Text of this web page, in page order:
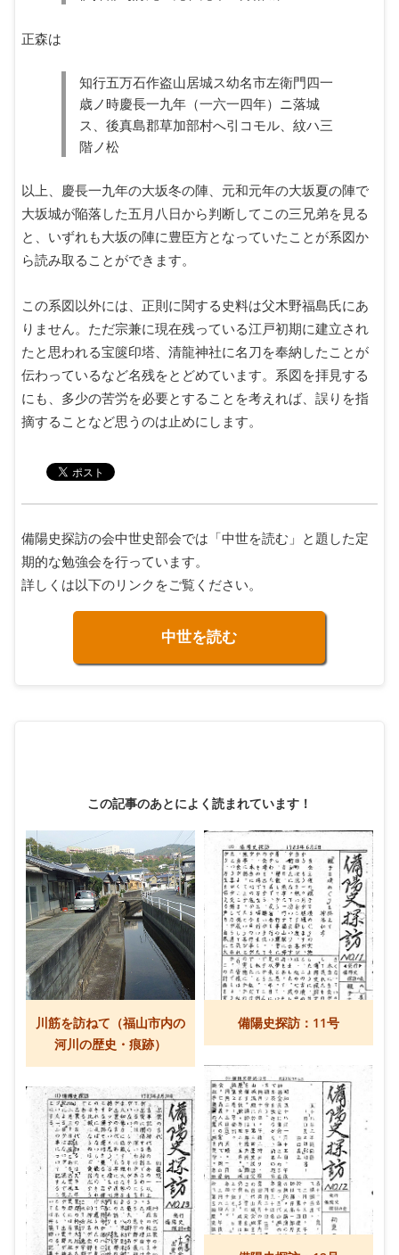
正森は
知行五万石作盗山居城ス幼名市左衛門四一
歳ノ時慶長一九年（一六一四年）ニ落城
ス、後真島郡草加部村へ引コモル、紋ハ三
階ノ松
以上、慶長一九年の大坂冬の陣、元和元年の大坂夏の陣で
大坂城が陥落した五月八日から判断してこの三兄弟を見る
と、いずれも大坂の陣に豊臣方となっていたことが系図か
ら読み取ることができます。
この系図以外には、正則に関する史料は父木野福島氏にあ
りません。ただ宗兼に現在残っている江戸初期に建立され
たと思われる宝篋印塔、清龍神社に名刀を奉納したことが
伝わっているなど名残をとどめています。系図を拝見する
にも、多少の苦労を必要とすることを考えれば、誤りを指
摘することなど思うのは止めにします。
備陽史探訪の会中世史部会では「中世を読む」と題した定
期的な勉強会を行っています。
詳しくは以下のリンクをご覧ください。
中世を読む
この記事のあとによく読まれています！
川筋を訪ねて（福山市内の
河川の歴史・痕跡）
備陽史探訪：11号